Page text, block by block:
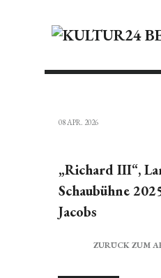
08 APR. 2026
„Richard III“,
Schaubühne
Jacobs
ZURÜCK ZUM